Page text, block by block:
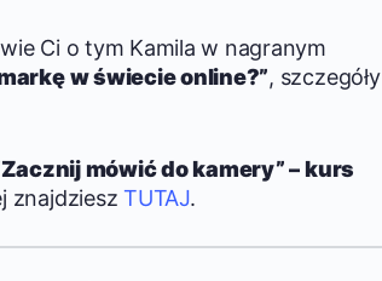
Ci o tym Kamila w nagranym
w świecie online?”, szczegóły
Zacznij mówić do kamery” – kurs
znajdzieszTUTAJ.